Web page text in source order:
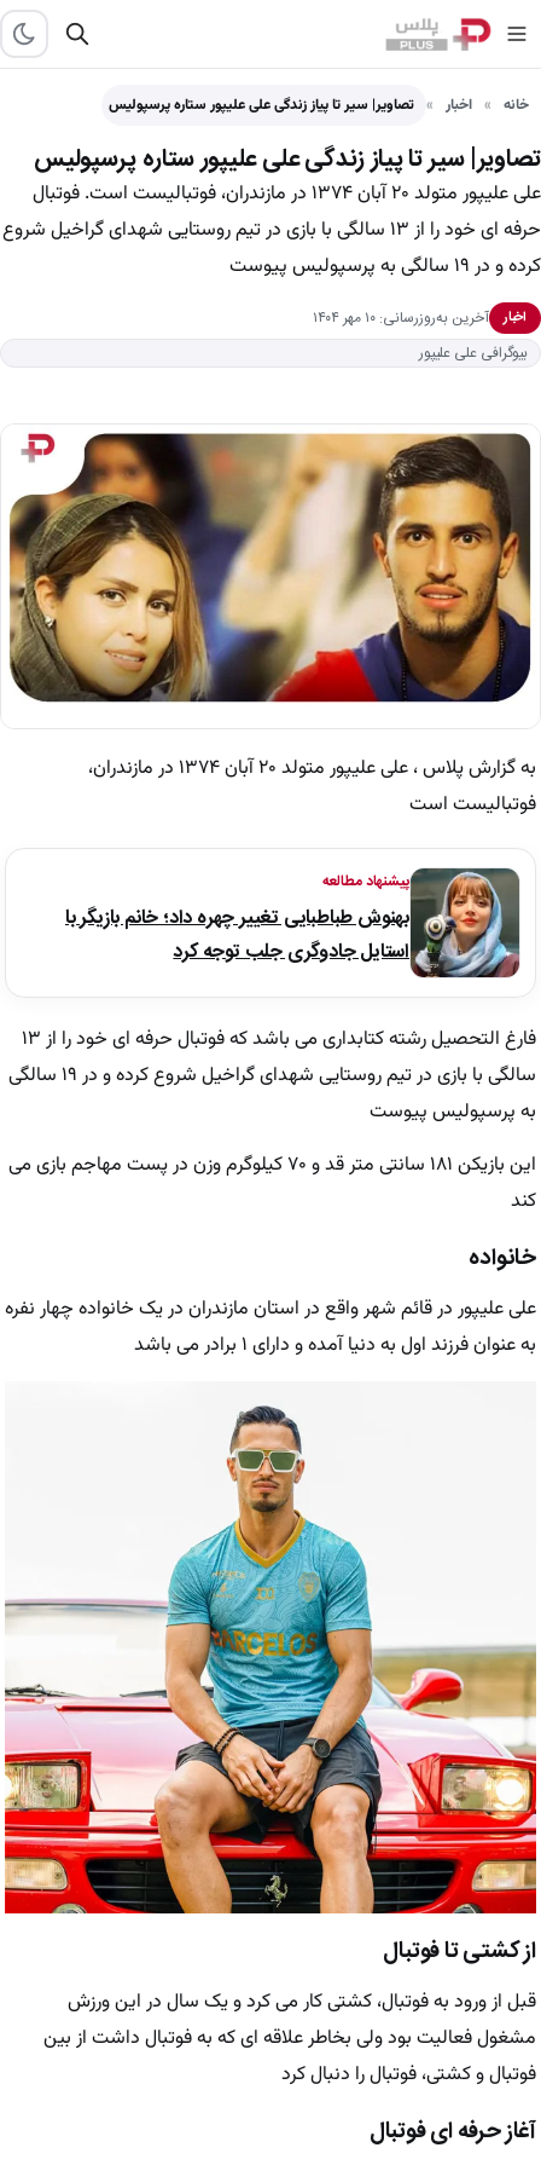
خانه اخبار تصاویر| سیر تا پیاز زندگی علی علیپور ستاره پرسپولیس
تصاویر| سیر تا پیاز زندگی علی علیپور ستاره پرسپولیس
علی علیپور متولد ۲۰ آبان ۱۳۷۴ در مازندران، فوتبالیست است. فوتبال
حرفه ای خود را از ۱۳ سالگی با بازی در تیم روستایی شهدای گراخیل شروع
کرده و در ۱۹ سالگی به پرسپولیس پیوست
اخبار
آخرین به‌روزرسانی: ۱۰ مهر ۱۴۰۴
بیوگرافی علی علیپور
به گزارش پلاس ، علی علیپور متولد ۲۰ آبان ۱۳۷۴ در مازندران،
فوتبالیست است
پیشنهاد مطالعه
بهنوش طباطبایی تغییر چهره داد؛ خانم بازیگر با
استایل جادوگری جلب توجه کرد
فارغ التحصیل رشته کتابداری می باشد که فوتبال حرفه ای خود را از ۱۳
سالگی با بازی در تیم روستایی شهدای گراخیل شروع کرده و در ۱۹ سالگی
به پرسپولیس پیوست
این بازیکن ۱۸۱ سانتی متر قد و ۷۰ کیلوگرم وزن در پست مهاجم بازی می
کند
خانواده
علی علیپور در قائم شهر واقع در استان مازندران در یک خانواده چهار نفره
به عنوان فرزند اول به دنیا آمده و دارای ۱ برادر می باشد
از کشتی تا فوتبال
قبل از ورود به فوتبال، کشتی کار می کرد و یک سال در این ورزش
مشغول فعالیت بود ولی بخاطر علاقه ای که به فوتبال داشت از بین
فوتبال و کشتی، فوتبال را دنبال کرد
آغاز حرفه ای فوتبال